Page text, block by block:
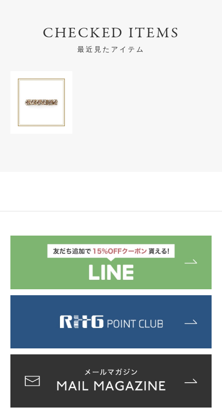
CHECKED ITEMS
最近見たアイテム